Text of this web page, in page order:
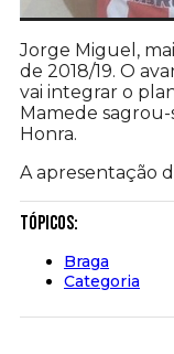
Jorge Miguel,
de 2018/19. O
vai integrar o
Mamede sagrou-
Honra.
A apresentação
Tópicos:
Braga
Categoria